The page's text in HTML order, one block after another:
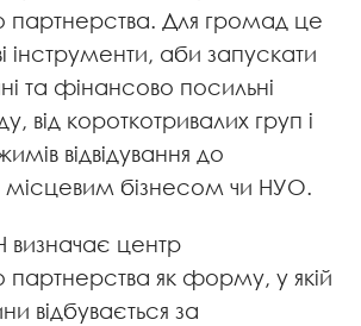
партнерства. Для громад це
інструменти, аби запускати
та фінансово посильні
від короткотривалих груп і
відвідування до
місцевим бізнесом чи НУО.
центр
партнерства як форму, у якій
відбувається за